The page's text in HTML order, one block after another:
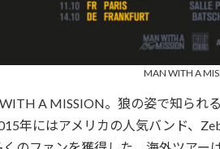
MAN WITH A
A MISSION。狼の姿で知られ
年にはアメリカの人気バンド、